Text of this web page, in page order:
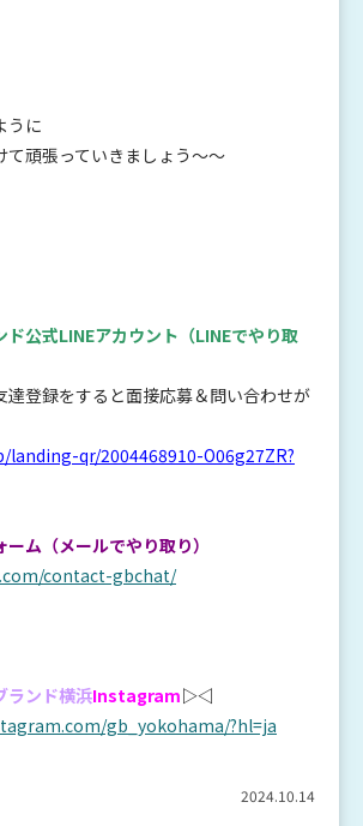
うに
て頑張っていきましょう～～
ド公式LINEアカウント （LINEでやり取
達登録をすると面接応募＆問い合わせが
qr/2004468910-O06g27ZR?
ム（メールでやり取り）
contact-gbchat/
ランド横浜Instagram▷◁
gb_yokohama/?hl=ja
2024.10.14